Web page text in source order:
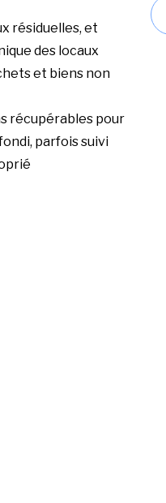
résiduelles, et
des locaux
et biens non
récupérables pour
parfois suivi